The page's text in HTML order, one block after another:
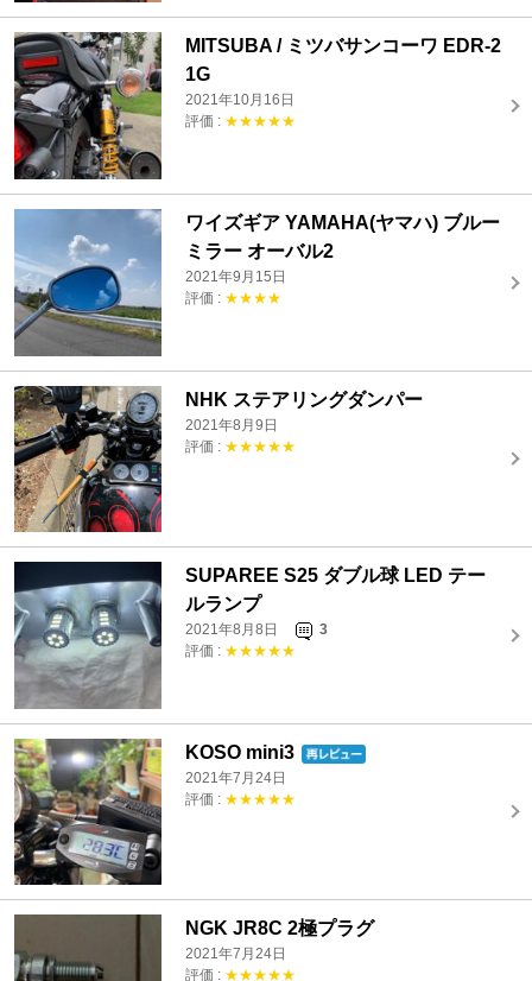
MITSUBA / ミツバサンコーワ EDR-2
1G
2021年10月16日
評価 : ★★★★★
ワイズギア YAMAHA(ヤマハ) ブルー
ミラー オーバル2
2021年9月15日
評価 : ★★★★
NHK ステアリングダンパー
2021年8月9日
評価 : ★★★★★
SUPAREE S25 ダブル球 LED テー
ルランプ
2021年8月8日
3
評価 : ★★★★★
KOSO mini3
2021年7月24日
評価 : ★★★★★
NGK JR8C 2極プラグ
2021年7月24日
評価 : ★★★★★